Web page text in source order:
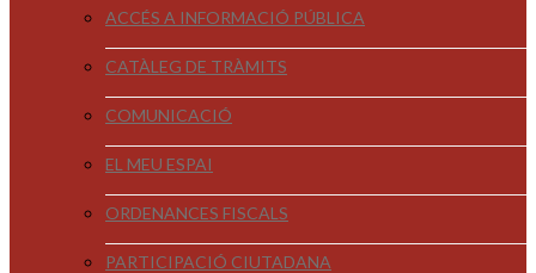
ACCÉS A INFORMACIÓ PÚBLICA
CATÀLEG DE TRÀMITS
COMUNICACIÓ
EL MEU ESPAI
ORDENANCES FISCALS
PARTICIPACIÓ CIUTADANA